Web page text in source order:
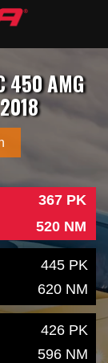
450 AMG
367 PK
520 NM
445 PK
620 NM
426 PK
596 NM